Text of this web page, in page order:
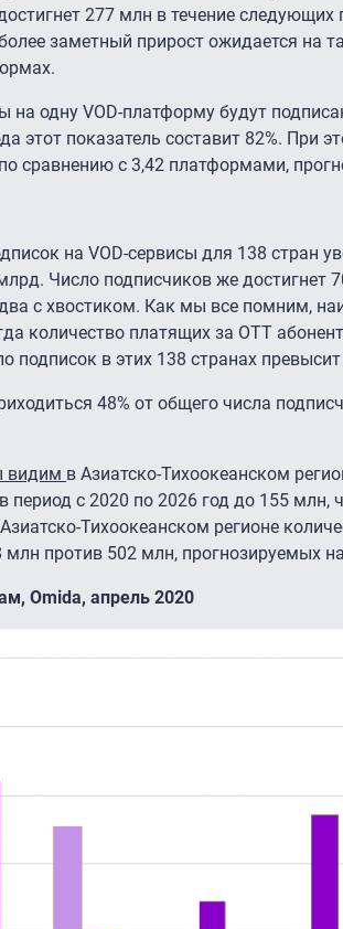
277 млн в течение следующих
заметный прирост ожидается на
на одну VOD-платформу будут
этот показатель составит 82%. При
сравнению с 3,42 платформами,
на VOD-сервисы для 138 стран
Число подписчиков же достигнет
с хвостиком. Как мы все помним,
количество платящих за ОТТ
подписок в этих 138 странах
48% от общего числа
видим в Азиатско-Тихоокеанском
период с 2020 по 2026 год до 155 млн,
Тихоокеанском регионе
против 502 млн, прогнозируемых
Omida, апрель 2020